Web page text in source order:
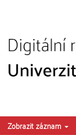
Zobrazit záznam